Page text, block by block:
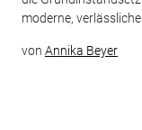
moderne,
von Annika Beyer